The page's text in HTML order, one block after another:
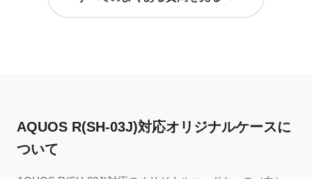
AQUOS R(SH-03J)対応オリジナルケースに
ついて